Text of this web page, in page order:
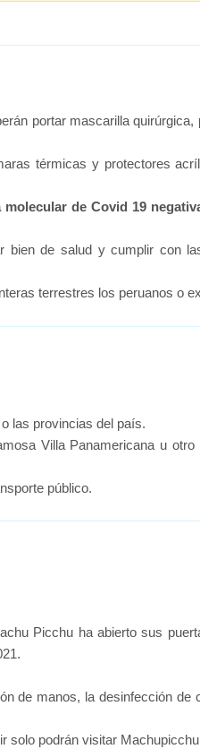
portar mascarilla
térmicas y protectores
de Covid 19
bien de salud y cumplir con
terrestres los peruanos o
las provincias del país.
Villa Panamericana u otro
público.
Picchu ha abierto sus
de manos, la desinfección de
podrán visitar